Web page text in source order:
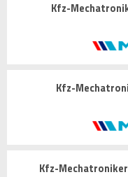
Kfz-
Kfz-
Kfz-